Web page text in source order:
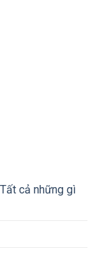
cả những gì